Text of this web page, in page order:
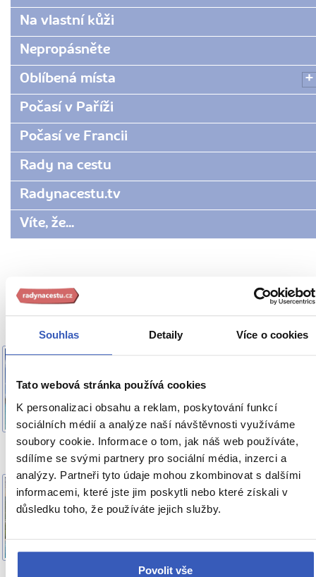
Souhlas Detaily Více o cookies
Tato webová stránka používá cookies
K personalizaci obsahu a reklam, poskytování funkcí
sociálních médií a analýze naší návštěvnosti využíváme
soubory cookie. Informace o tom, jak náš web používáte,
sdílíme se svými partnery pro sociální média, inzerci a
analýzy. Partneři tyto údaje mohou zkombinovat s dalšími
informacemi, které jste jim poskytli nebo které získali v
důsledku toho, že používáte jejich služby.
Povolit vše
Na vlastní kůži
Nepropásněte
Oblíbená místa
Počasí v Paříži
Počasí ve Francii
Rady na cestu
Radynacestu.tv
Víte, že...
od šumícího tyrkysového
která nikdy nepřestanou
fascinovat
907 přečtení
INSPIRACE
Nechte se vést rytmem
Martiniku: 10 způsobů, jak
poznat ostrov vonící
kreolštinou a chutnající po
exotickém ovoci